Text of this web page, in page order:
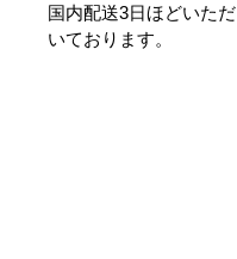
国内配送3日ほどいただ
いております。